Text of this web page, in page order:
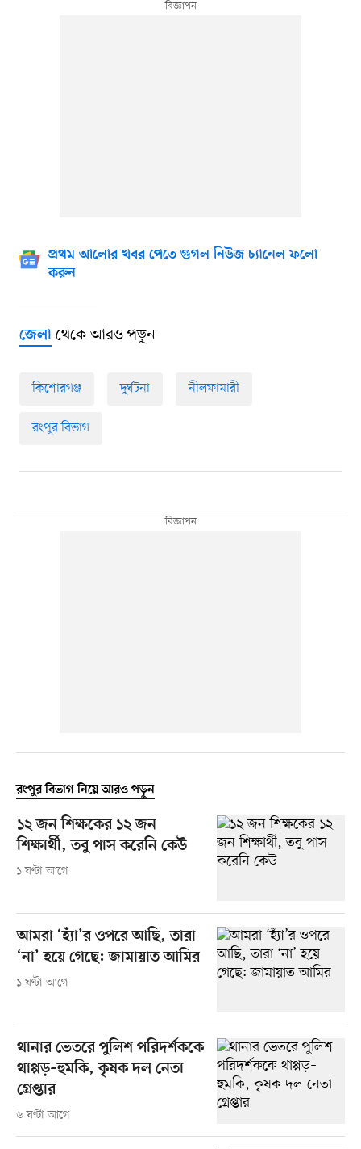
প্রথম আলোর খবর পেতে গুগল নিউজ চ্যানেল ফলো
করুন
জেলাথেকে আরও পড়ুন
কিশোরগঞ্জ দুর্ঘটনা নীলফামারী
রংপুর বিভাগ
রংপুর বিভাগ নিয়ে আরও পড়ুন
১২ জন শিক্ষকের ১২ জন
শিক্ষার্থী, তবু পাস করেনি কেউ
১ ঘণ্টা আগে
আমরা ‘হ্যাঁ’র ওপরে আছি, তারা
‘না’ হয়ে গেছে: জামায়াত আমির
১ ঘণ্টা আগে
থানার ভেতরে পুলিশ পরিদর্শককে
থাপ্পড়–হুমকি, কৃষক দল নেতা
গ্রেপ্তার
৬ ঘণ্টা আগে